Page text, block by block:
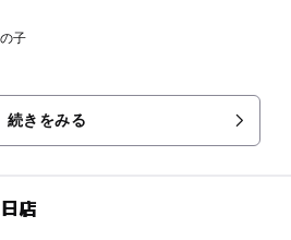
子
しめたのが良かったです！
続きをみる
店